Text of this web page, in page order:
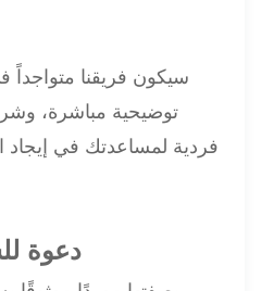
سيكون فريقنا
توضيحية مباشرة،
فردية لمساعدتك في إيجاد
🌍 دعوة